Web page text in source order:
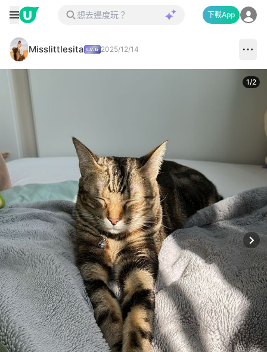
下載App
Misslittlesita 2025/12/14
1/2